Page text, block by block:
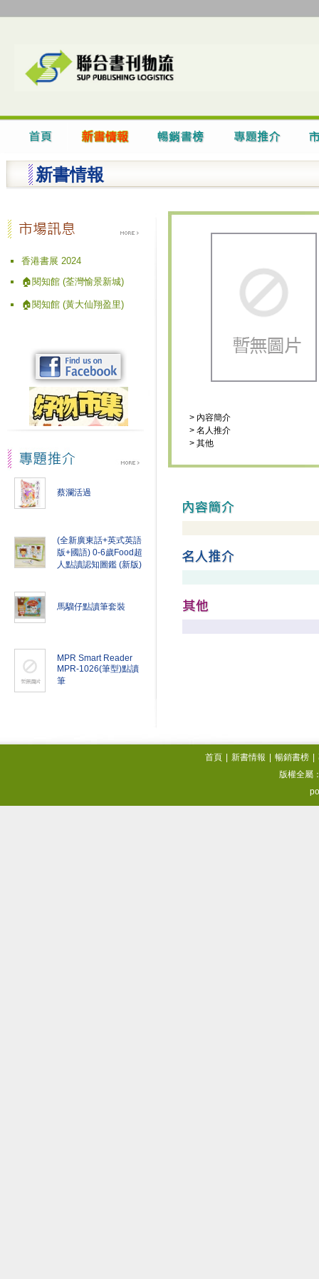
新書情報
香港書展 2024
🏠閱知館 (荃灣愉景新城)
🏠閱知館 (黃大仙翔盈里)
蔡瀾活過
(全新廣東話+英式英語
版+國語) 0-6歲Food超
人點讀認知圖鑑 (新版)
馬騮仔點讀筆套裝
MPR Smart Reader
MPR-1026(筆型)點讀
筆
> 內容簡介
> 名人推介
> 其他
首頁 新書情報 暢銷書榜
版權全屬